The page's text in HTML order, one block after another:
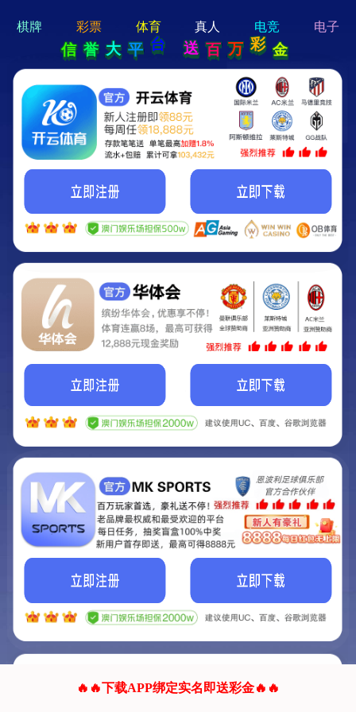
hi 💗
Hey Guys!
我们即将上线啦...
我们的网站正在建设.
它将是非常棒的网站.
联系我们!